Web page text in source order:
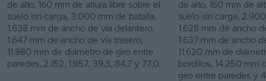
de alto, 160 mm de altura libre sobre el
suelo sin carga, 3.000 mm de batalla,
1.638 mm de ancho de vía delantero,
1.647 mm de ancho de vía trasero,
11.980 mm de diámetro de giro entre
paredes, 2.152, 1.957, 39,3, 84,7 y 77,0
de alto, 160 mm de
suelo sin carga,
1.628 mm de ancho
1.637 mm de ancho
11.620 mm de
bordillos, 14.250 mm
giro entre paredes y